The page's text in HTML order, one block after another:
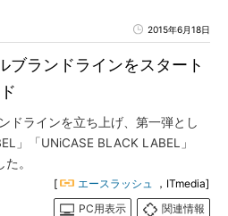
2015年6月18日
ブランドラインをスタート
ドラインを立ち上げ、第一弾とし
」「UNiCASE BLACK LABEL」
。
[ エースラッシュ ，ITmedia]
PC用表示
関連情報